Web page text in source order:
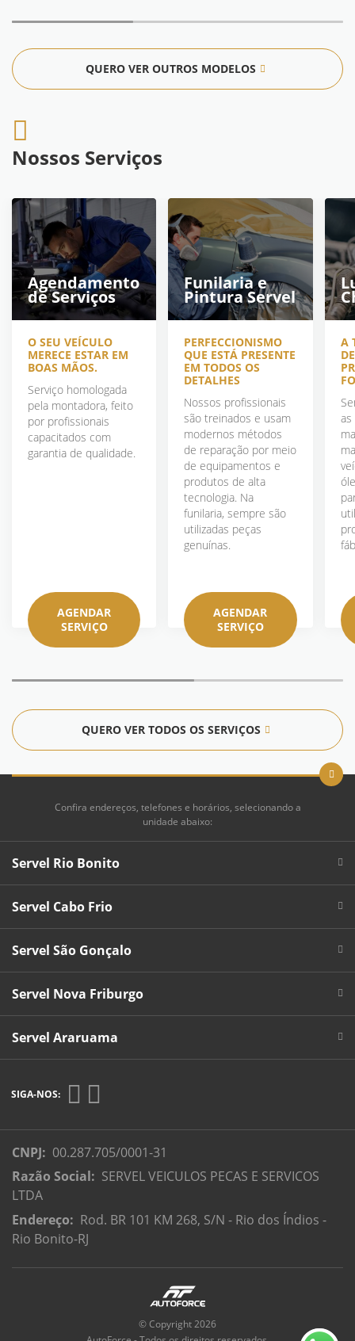
QUERO VER OUTROS MODELOS
Nossos Serviços
Agendamento
de Serviços
O SEU VEÍCULO
MERECE ESTAR EM
BOAS MÃOS.
Serviço homologada
pela montadora, feito
por profissionais
capacitados com
garantia de qualidade.
AGENDAR
SERVIÇO
Funilaria e
Pintura Servel
PERFECCIONISMO
QUE ESTÁ PRESENTE
EM TODOS OS
DETALHES
Nossos profissionais
são treinados e usam
modernos métodos
de reparação por meio
de equipamentos e
produtos de alta
tecnologia. Na
funilaria, sempre são
utilizadas peças
genuínas.
AGENDAR
SERVIÇO
A
QUERO VER TODOS OS SERVIÇOS
Confira endereços, telefones e horários, selecionando a
unidade abaixo:
Servel Rio Bonito
Servel Cabo Frio
Servel São Gonçalo
Servel Nova Friburgo
Servel Araruama
SIGA-NOS:
CNPJ: 00.287.705/0001-31
Razão Social: SERVEL VEICULOS PECAS E SERVICOS
LTDA
Endereço: Rod. BR 101 KM 268, S/N - Rio dos Índios -
Rio Bonito-RJ
© Copyright 2026